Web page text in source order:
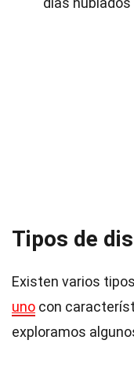
Tipos de
Existen varios
uno con
exploramos